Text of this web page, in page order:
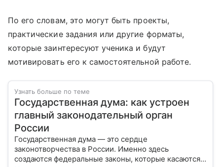
По его словам, это могут быть проекты,
практические задания или другие форматы,
которые заинтересуют ученика и будут
мотивировать его к самостоятельной работе.
Узнать больше по теме
Государственная дума: как устроен
главный законодательный орган
России
Государственная дума — это сердце
законотворчества в России. Именно здесь
создаются федеральные законы, которые касаются